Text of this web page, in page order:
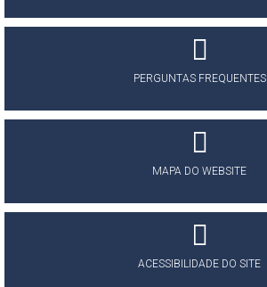
PERGUNTAS FREQUENTES
MAPA DO WEBSITE
ACESSIBILIDADE DO SITE